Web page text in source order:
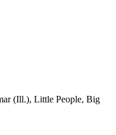
(Ill.), Little People, Big